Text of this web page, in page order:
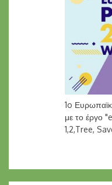
1o
με το έργο
1,2,Tree,